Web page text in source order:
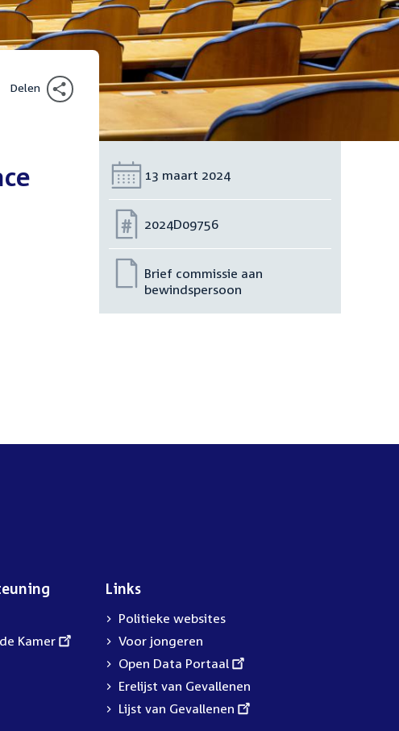
Delen
Datum:
13 maart 2024
Nummer:
2024D09756
Brief commissie aan
bewindspersoon
Kamer
Links
Politieke websites
Voor jongeren
External
link:
Open Data Portaal
Erelijst van Gevallenen
External
Lijst van Gevallenen